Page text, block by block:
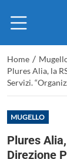
Home /
Plures Alia, la
Servizi.
MUGELLO
Plures
Direzione